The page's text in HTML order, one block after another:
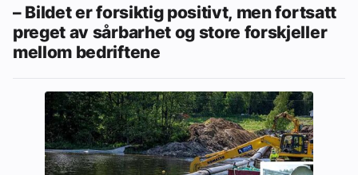
– Bildet er forsiktig positivt, men fortsatt
preget av sårbarhet og store forskjeller
mellom bedriftene